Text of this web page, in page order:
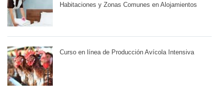
Habitaciones y Zonas Comunes en Alojamientos
Curso en línea de Producción Avícola Intensiva